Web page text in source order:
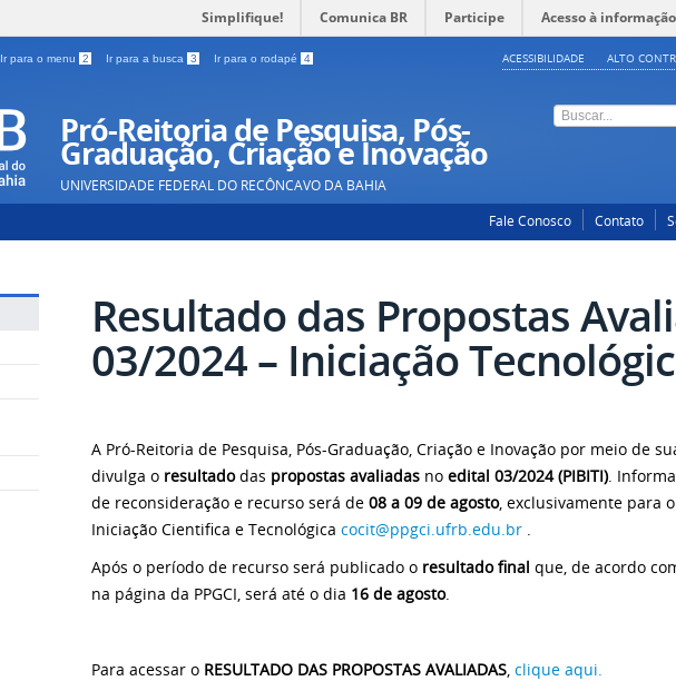
Simplifique! Comunica BR Participe Acesso à informação
Ir para o menu 2 Ir para a busca 3 Ir para o rodapé 4 ACESSIBILIDADE ALTO
Pró-Reitoria de Pesquisa, Pós-
Graduação, Criação e Inovação
UNIVERSIDADE FEDERAL DO RECÔNCAVO DA BAHIA
Fale Conosco
Contato
Resultado das Propostas
03/2024 – Iniciação
A Pró-Reitoria de Pesquisa, Pós-Graduação, Criação e Inovação por meio de
divulga o resultadodas propostas avaliadas no edital 03/2024 (PIBITI).
de reconsideração e recurso será de 08 a 09 de agosto, exclusivamente para
Iniciação Cientifica e Tecnológica cocit@ppgci.ufrb.edu.br .
Após o período de recurso será publicado o resultado final que, de acordo
na página da PPGCI, será até o dia 16 de agosto.
Para acessar o RESULTADO DAS PROPOSTAS AVALIADAS, clique aqui.